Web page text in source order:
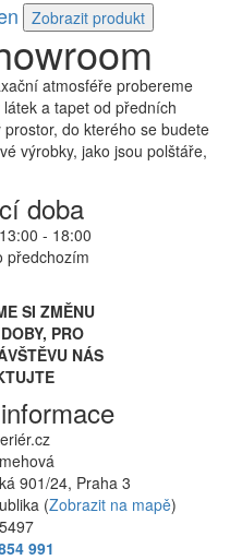
Zobrazit produkt
atmosféře probereme
a tapet od předních
do kterého se budete
výrobky, jako jsou polštáře,
doba
13:00 - 18:00
předchozím
SI ZMĚNU
PRO
NÁS
901/24, Praha 3
(Zobrazit na mapě)
991